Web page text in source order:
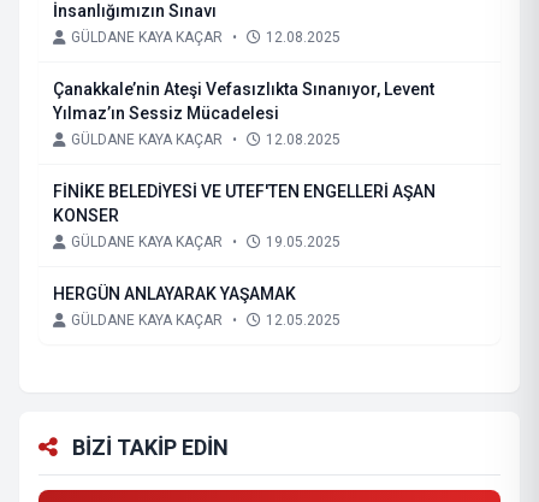
İnsanlığımızın Sınavı
GÜLDANE KAYA KAÇAR • 12.08.2025
Çanakkale’nin Ateşi Vefasızlıkta Sınanıyor, Levent
Yılmaz’ın Sessiz Mücadelesi
GÜLDANE KAYA KAÇAR • 12.08.2025
FİNİKE BELEDİYESİ VE UTEF'TEN ENGELLERİ AŞAN
KONSER
GÜLDANE KAYA KAÇAR • 19.05.2025
HERGÜN ANLAYARAK YAŞAMAK
GÜLDANE KAYA KAÇAR • 12.05.2025
BİZİ TAKİP EDİN